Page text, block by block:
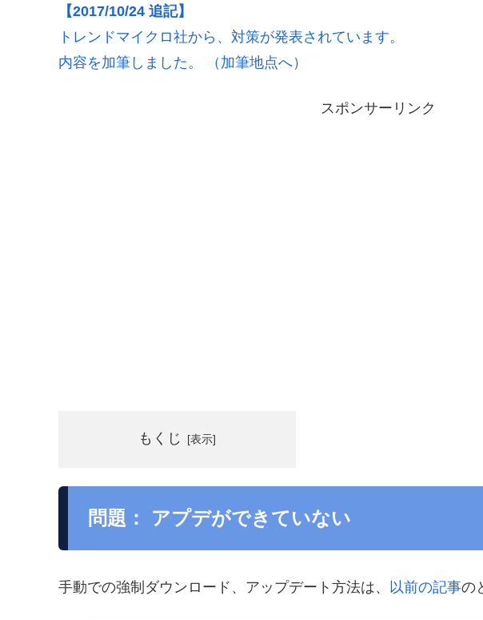
【2017/10/24 追記】
トレンドマイクロ社から、対策が発表されています。
内容を加筆しました。 （加筆地点へ）
スポンサーリンク
もくじ
問題： アプデができていない
手動での強制ダウンロード、アップデート方法は、 以前の記事の